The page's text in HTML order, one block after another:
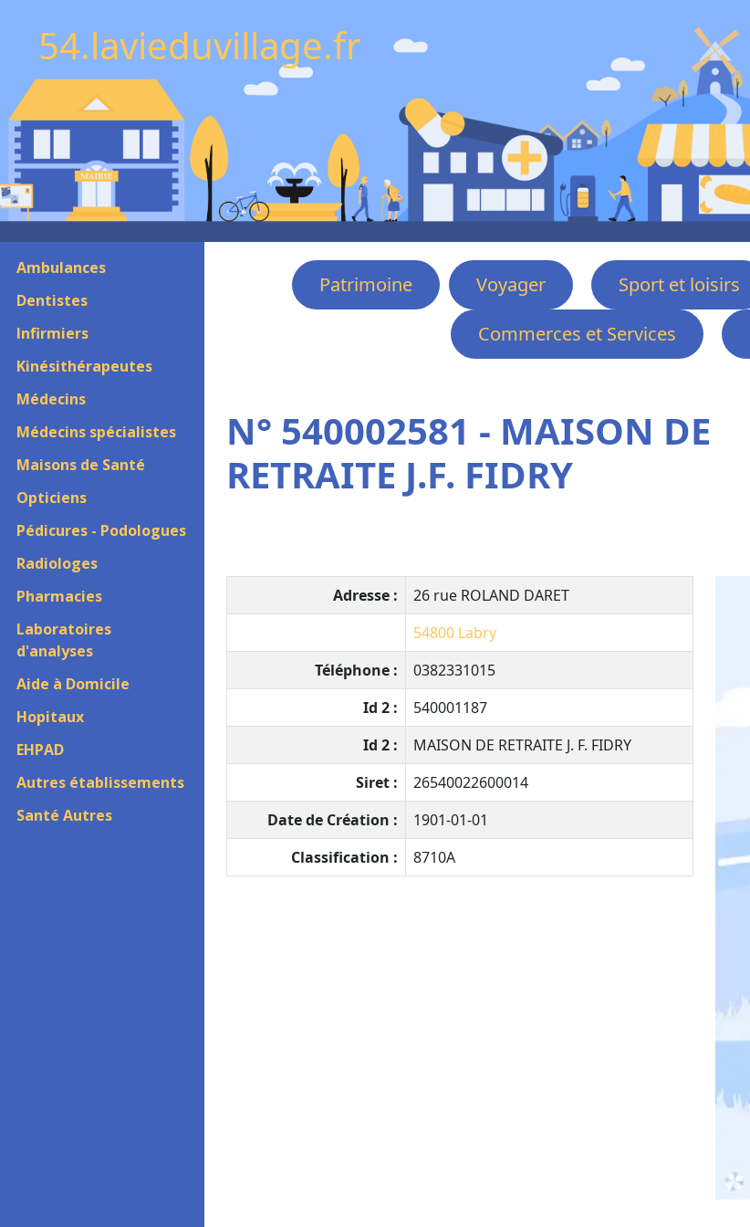
54.lavieduvillage.fr
Ambulances
Dentistes
Infirmiers
Kinésithérapeutes
Médecins
Médecins spécialistes
Maisons de Santé
Opticiens
Pédicures - Podologues
Radiologes
Pharmacies
Laboratoires
d'analyses
Aide à Domicile
Hopitaux
EHPAD
Autres établissements
Santé Autres
Patrimoine Voyager Sport et loisirs
Commerces et Services
N° 540002581 - MAISON DE
RETRAITE J.F. FIDRY
Adresse :
26 rue ROLAND DARET
54800 Labry
Téléphone :
0382331015
Id 2 :
540001187
Id 2 :
MAISON DE RETRAITE J. F. FIDRY
Siret :
26540022600014
Date de Création :
1901-01-01
Classification :
8710A